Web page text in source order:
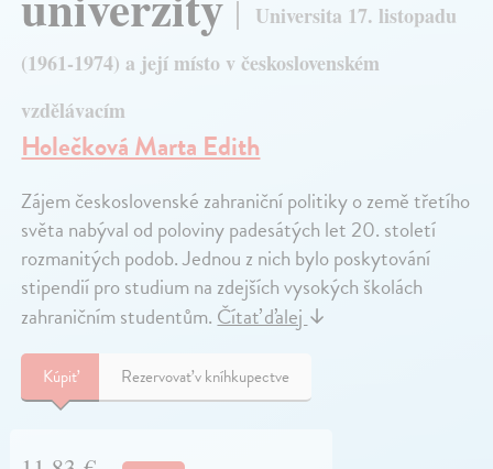
Universita 17. listopadu
(1961-1974) a její místo v československém
vzdělávacím
Holečková Marta Edith
Zájem československé zahraniční politiky o země třetího
světa nabýval od poloviny padesátých let 20. století
rozmanitých podob. Jednou z nich bylo poskytování
stipendií pro studium na zdejších vysokých školách
zahraničním studentům.Čítať ďalej↓
Kúpiť Rezervovať v kníhkupectve